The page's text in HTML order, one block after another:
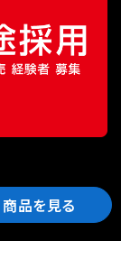
商品を見る